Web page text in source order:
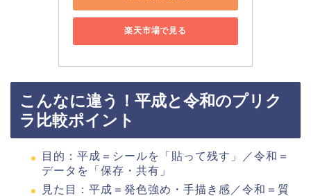
楽天市場で見る
こんなに違う！平成と令和のプリク
ラ比較ポイント
目的：平成＝シールを「貼って残す」／令和＝
データを「保存・共有」
見た目：平成＝発色強め・手描き感／令和＝質